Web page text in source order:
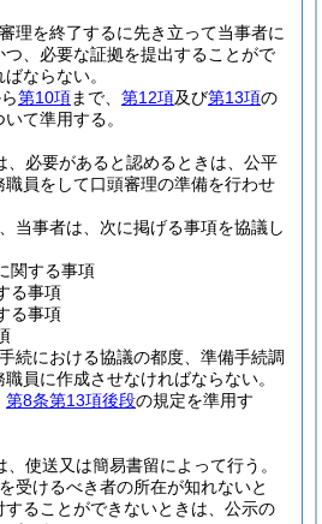
理を終了するに先き立って当事者に
、必要な証拠を提出することがで
ならない。
第10項まで、 第12項及び第13項の
て準用する。
、必要があると認めるときは、公平
員をして口頭審理の準備を行わせ
当事者は、次に掲げる事項を協議し
関する事項
る事項
る事項
続における協議の都度、準備手続調
員に作成させなければならない。
第8条第13項後段の規定を準用す
、使送又は簡易書留によって行う。
受けるべき者の所在が知れないと
することができないときは、公示の